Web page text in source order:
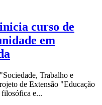
curso de
em
Trabalho e
de Extensão "Educação
e...